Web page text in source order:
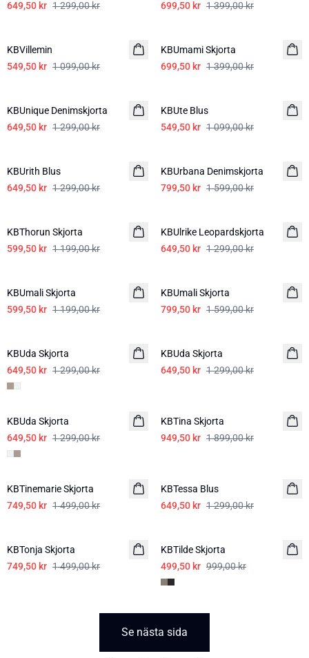
649,50 kr 1 299,00 kr 699,50 kr 1 399,00 kr
KBVillemin
549,50 kr 1 099,00 kr
KBUmami Skjorta
699,50 kr 1 399,00 kr
KBUnique Denimskjorta
649,50 kr 1 299,00 kr
KBUte Blus
549,50 kr 1 099,00 kr
KBUrith Blus
649,50 kr 1 299,00 kr
KBUrbana Denimskjorta
799,50 kr 1 599,00 kr
KBThorun Skjorta
599,50 kr 1 199,00 kr
KBUlrike Leopardskjorta
649,50 kr 1 299,00 kr
KBUmali Skjorta
599,50 kr 1 199,00 kr
KBUmali Skjorta
799,50 kr 1 599,00 kr
KBUda Skjorta
649,50 kr 1 299,00 kr
KBUda Skjorta
649,50 kr 1 299,00 kr
-50%
KBUda Skjorta
649,50 kr 1 299,00 kr
KBTina Skjorta
949,50 kr 1 899,00 kr
-50%
KBTinemarie Skjorta
749,50 kr 1 499,00 kr
KBTessa Blus
649,50 kr 1 299,00 kr
KBTonja Skjorta
749,50 kr 1 499,00 kr
KBTilde Skjorta
499,50 kr 999,00 kr
Se nästa sida